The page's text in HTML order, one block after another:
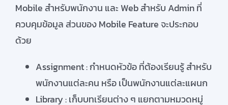
Mobile สำหรับพนักงาน และ Web สำหรับ Admin ที่
ควบคุมข้อมูล ส่วนของ Mobile Feature จะประกอบ
ด้วย
Assignment : กำหนดหัวข้อ ที่ต้องเรียนรู้ สำหรับ
พนักงานแต่ละคน หรือ เป็นพนักงานแต่ละแผนก
Library : เก็บบทเรียนต่าง ๆ แยกตามหมวดหมู่